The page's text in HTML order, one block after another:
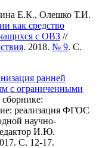
Е.К., Олешко Т.И.
как средство
с ОВЗ //
. 2018. № 9. С.
ранней
с ограниченными
реализация ФГОС
научно-
И.Ю.
С. 12-17.